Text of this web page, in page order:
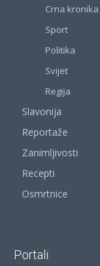
Crna kronika
Sport
Politika
Svijet
Regija
Slavonija
Reportaže
Zanimljivosti
Recepti
Osmrtnice
Portali